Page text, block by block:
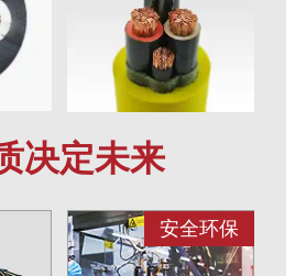
决定未来
安全环保